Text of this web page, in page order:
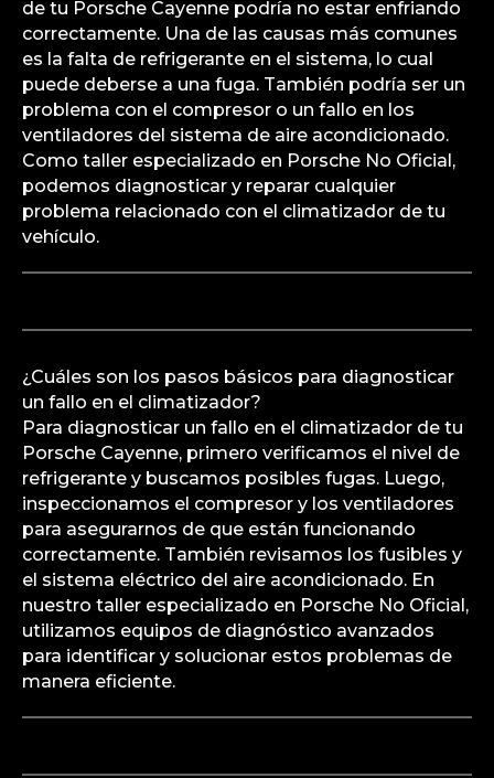
de tu Porsche Cayenne podría no estar enfriando
correctamente. Una de las causas más comunes
es la falta de refrigerante en el sistema, lo cual
puede deberse a una fuga. También podría ser un
problema con el compresor o un fallo en los
ventiladores del sistema de aire acondicionado.
Como taller especializado en Porsche No Oficial,
podemos diagnosticar y reparar cualquier
problema relacionado con el climatizador de tu
vehículo.
¿Cuáles son los pasos básicos para diagnosticar
un fallo en el climatizador?
Para diagnosticar un fallo en el climatizador de tu
Porsche Cayenne, primero verificamos el nivel de
refrigerante y buscamos posibles fugas. Luego,
inspeccionamos el compresor y los ventiladores
para asegurarnos de que están funcionando
correctamente. También revisamos los fusibles y
el sistema eléctrico del aire acondicionado. En
nuestro taller especializado en Porsche No Oficial,
utilizamos equipos de diagnóstico avanzados
para identificar y solucionar estos problemas de
manera eficiente.